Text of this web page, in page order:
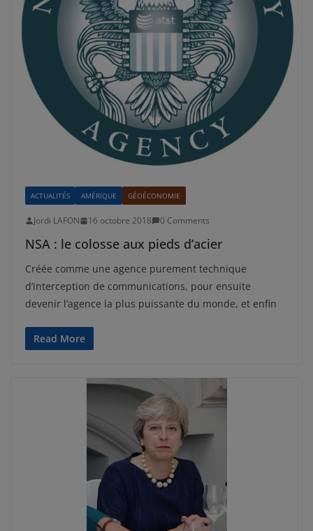
ACTUALITÉS AMÉRIQUE GÉOÉCONOMIE
Jordi LAFON 16 octobre 2018 0 Comments
NSA : le colosse aux pieds d’acier
Créée comme une agence purement technique
d’interception de communications, pour ensuite
devenir l’agence la plus puissante du monde, et enfin
Read More